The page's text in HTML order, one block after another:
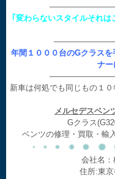
｢変わらないスタイルそれ
年間１０００台のGクラス
ナー
新車は何処でも同じもの１
メルセデスベン
Gクラス
ベンツの修理・買取・輸
会社名：
住所:東